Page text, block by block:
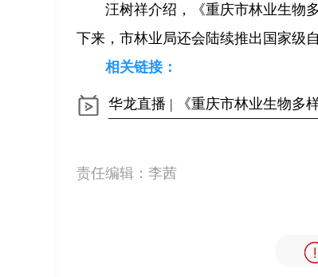
汪树祥介绍，《重庆市林业生物
下来，市林业局还会陆续推出国家级
相关链接：
华龙直播 | 《重庆市林业生物多
责任编辑： 李茜